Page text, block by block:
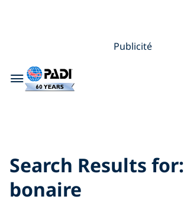
Publicité
Toggle navigation
Search Results for:
bonaire